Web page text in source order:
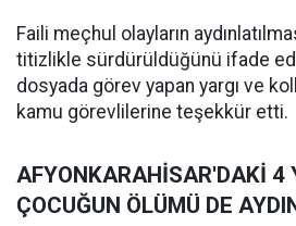
Faili meçhul olayların
titizlikle sürdürüldüğünü ifade
dosyada görev yapan yargı ve
kamu görevlilerine teşekkür etti.
AFYONKARAHİSAR'DAKİ 4
ÇOCUĞUN ÖLÜMÜ DE